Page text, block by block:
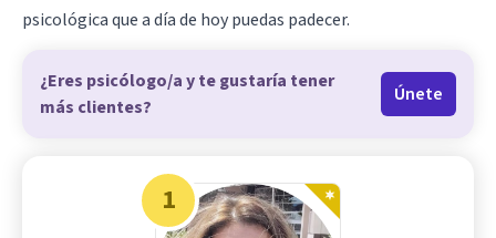
psicológica que a día de hoy puedas padecer.
¿Eres psicólogo/a y te gustaría tener
más clientes?
Únete
1